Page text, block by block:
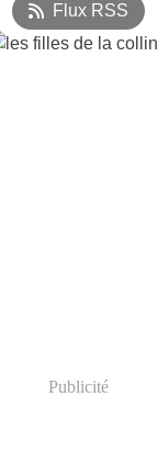
Flux RSS
Publicité